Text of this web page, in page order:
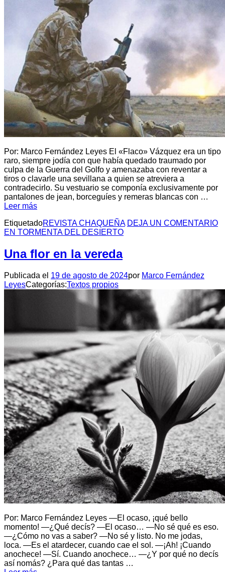
Por: Marco Fernández Leyes El «Flaco» Vázquez era un tipo
raro, siempre jodía con que había quedado traumado por
culpa de la Guerra del Golfo y amenazaba con reventar a
tiros o clavarle una sevillana a quien se atreviera a
contradecirlo. Su vestuario se componía exclusivamente por
pantalones de jean, borceguíes y remeras blancas con …
Leer más
EtiquetadoREVISTA CHAQUEÑA DEJA UN COMENTARIO
EN TORMENTA DEL DESIERTO
Una flor en la vereda
Publicada el 19 de agosto de 2024por Marco Fernández
LeyesCategorías:Textos propios
Por: Marco Fernández Leyes —El ocaso, ¡qué bello
momento! —¿Qué decís? —El ocaso… —No sé qué es eso.
—¿Cómo no vas a saber? —No sé y listo. No me jodas,
loca. —Es el atardecer, cuando cae el sol. —¡Ah! ¡Cuando
anochece! —Sí. Cuando anochece… —¿Y por qué no decís
así nomás? ¿Para qué das tantas …